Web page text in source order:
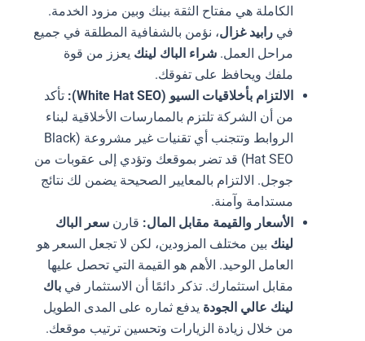
الكاملة هي مفتاح الثقة بينك وبين مزود الخدمة.
في رابيد غزال، نؤمن بالشفافية المطلقة في جميع
مراحل العمل.شراء الباك لينكيعزز من قوة
ملفك ويحافظ على تفوقك.
الالتزام بأخلاقيات السيو (White Hat SEO):
تأكد
من أن الشركة تلتزم بالممارسات الأخلاقية لبناء
الروابط وتتجنب أي تقنيات غير مشروعة (Black
Hat SEO) قد تضر بموقعك وتؤدي إلى عقوبات من
جوجل. الالتزام بالمعايير الصحيحة يضمن لك نتائج
مستدامة وآمنة.
الأسعار والقيمة مقابل المال:قارنسعر الباك
لينكبين مختلف المزودين، لكن لا تجعل السعر هو
العامل الوحيد. الأهم هو القيمة التي تحصل عليها
مقابل استثمارك. تذكر دائمًا أن الاستثمار في باك
لينك عالي الجودةيدفع ثماره على المدى الطويل
من خلال زيادة الزيارات وتحسين ترتيب موقعك.